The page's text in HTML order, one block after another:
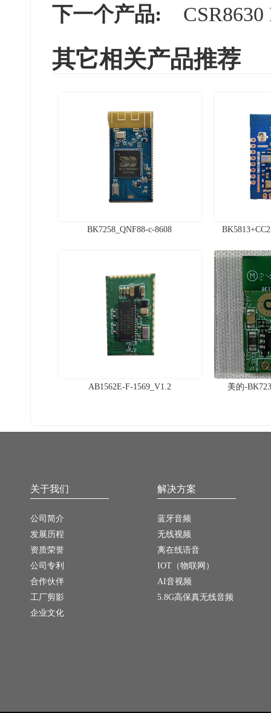
下一个产品:
其它相关产品推荐
BK7258_QNF88-c-8608
AB1562E-F-1569_V1.2 美的-
关于我们
公司简介
发展历程
资质荣誉
公司专利
合作伙伴
工厂剪影
企业文化
解决方案
蓝牙音频
无线视频
离在线语音
IOT（物联网）
AI音视频
5.8G高保真无线音频